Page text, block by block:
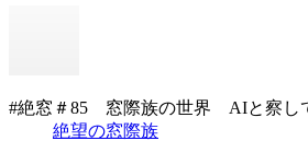
#絶窓＃85 窓際族の世界 AIと察し
絶望の窓際族